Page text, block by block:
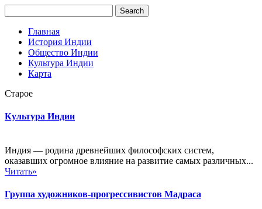
Главная
История Индии
Общество Индии
Культура Индии
Карта
Старое
Культура Индии
Индия — родина древнейших философских систем,
оказавших огромное влияние на развитие самых различных...
Читать»
Группа художников-прогрессивистов Мадраса